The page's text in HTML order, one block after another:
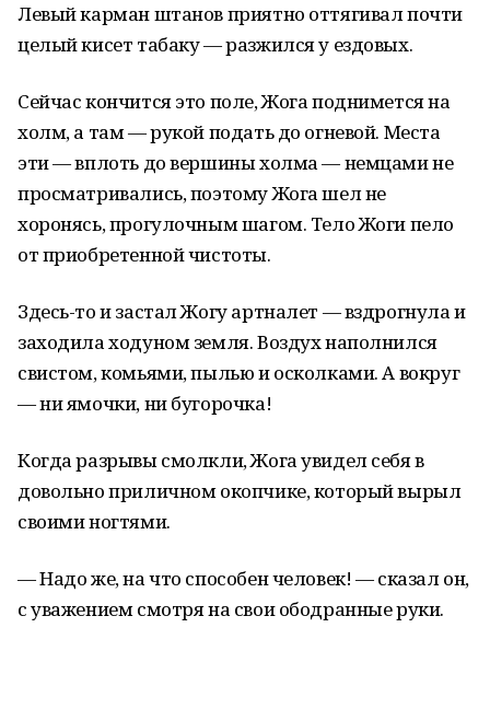
Левый карман штанов приятно оттягивал почти
целый кисет табаку — разжился у ездовых.
Сейчас кончится это поле, Жога поднимется на
холм, а там — рукой подать до огневой. Места
эти — вплоть до вершины холма — немцами не
просматривались, поэтому Жога шел не
хоронясь, прогулочным шагом. Тело Жоги пело
от приобретенной чистоты.
Здесь-то и застал Жогу артналет — вздрогнула и
заходила ходуном земля. Воздух наполнился
свистом, комьями, пылью и осколками. А вокруг
— ни ямочки, ни бугорочка!
Когда разрывы смолкли, Жога увидел себя в
довольно приличном окопчике, который вырыл
своими ногтями.
— Надо же, на что способен человек! — сказал он,
с уважением смотря на свои ободранные руки.